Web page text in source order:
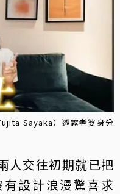
Sayaka）透露老婆身分
人交往初期就已把
有設計浪漫驚喜求